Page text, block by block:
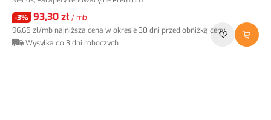
-3% 93,30 zł / mb
96,65 zł/mb najniższa cena w okresie 30 dni przed obniżką ceny
Wysyłka do 3 dni roboczych